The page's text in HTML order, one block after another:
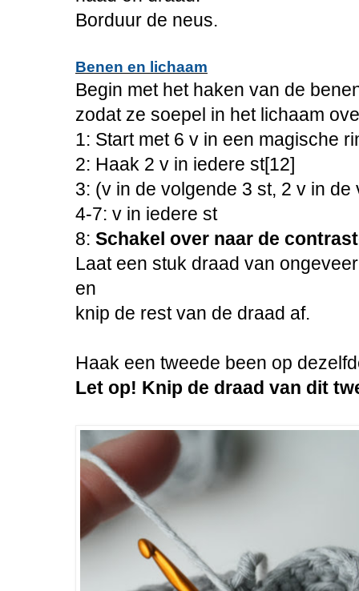
Borduur de neus.
Benen en lichaam
Begin met het haken van de
zodat ze soepel in het lichaam
1: Start met 6 v in een magische
2: Haak 2 v in iedere st[12]
3: (v in de volgende 3 st, 2 v in
4-7: v in iedere st
8: Schakel over naar de
Laat een stuk draad van
en
knip de rest van de draad af.
Haak een tweede been op
Let op! Knip de draad van dit